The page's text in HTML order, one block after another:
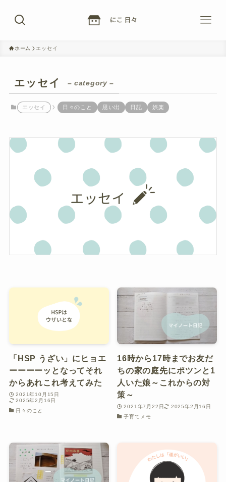
ホーム エッセイ
エッセイ – category –
エッセイ 日々のこと 思い出 日記 娯楽
「HSP うざい」にヒョエ
ーーーーッとなってそれ
からあれこれ考えてみた
2021年10月15日
2025年2月16日
日々のこと
16時から17時までお友だ
ちの家の庭先にポツンと1
人いた娘～これからの対
策～
2021年7月22日
2025年2月16日
子育てメモ